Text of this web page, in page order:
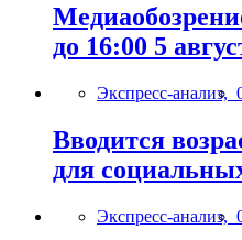
до 16:00 5
Экспресс-анализ,
Вводится
для
Экспресс-анализ,